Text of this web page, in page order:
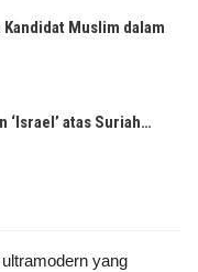
Kandidat Muslim dalam
‘Israel’ atas Suriah…
yang